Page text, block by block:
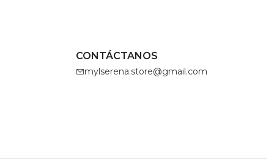
CONTÁCTANOS
mylserena.store@gmail.com